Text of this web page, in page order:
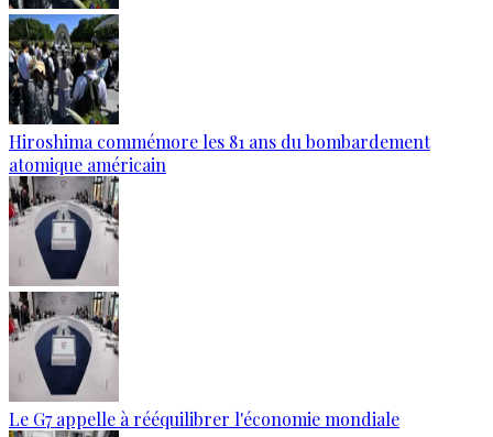
Hiroshima commémore les 81 ans du bombardement
atomique américain
Le G7 appelle à rééquilibrer l'économie mondiale